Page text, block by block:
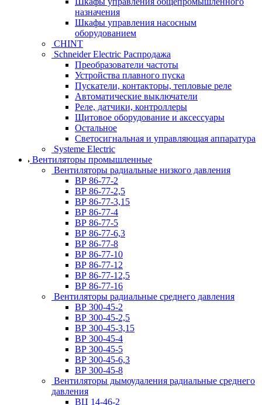
назначения
Шкафы управления насосным
оборудованием
CHINT
Schneider Electric Распродажа
Преобразователи частоты
Устройства плавного пуска
Пускатели, контакторы, тепловые реле
Автоматические выключатели
Реле, датчики, контроллеры
Щитовое оборудование и аксессуары
Остальное
Светосигнальная и управляющая аппаратура
Systeme Electric
Вентиляторы промышленные
Вентиляторы радиальные низкого давления
ВР 86-77-2
ВР 86-77-2,5
ВР 86-77-3,15
ВР 86-77-4
ВР 86-77-5
ВР 86-77-6,3
ВР 86-77-8
ВР 86-77-10
ВР 86-77-12
ВР 86-77-12,5
ВР 86-77-16
Вентиляторы радиальные среднего давления
ВР 300-45-2
ВР 300-45-2,5
ВР 300-45-3,15
ВР 300-45-4
ВР 300-45-5
ВР 300-45-6,3
ВР 300-45-8
Вентиляторы дымоудаления радиальные среднего
давления
ВЦ 14-46-2